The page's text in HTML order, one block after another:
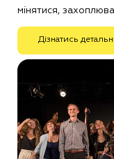
мінятися,
Дізнатись